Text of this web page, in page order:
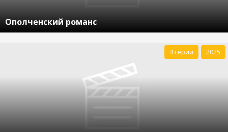
Ополченский романс
4 серии 2025